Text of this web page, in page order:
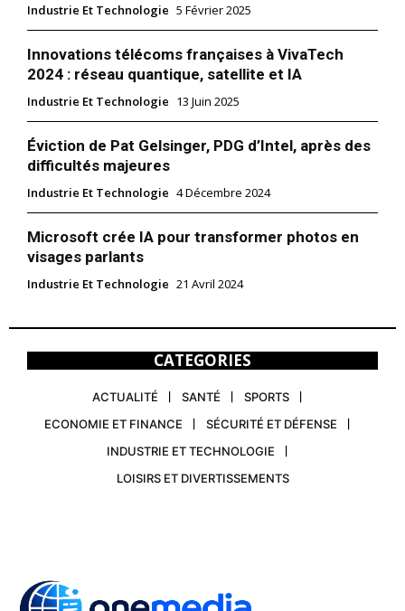
Industrie Et Technologie 5 Février 2025
Innovations télécoms françaises à VivaTech
2024 : réseau quantique, satellite et IA
Industrie Et Technologie 13 Juin 2025
Éviction de Pat Gelsinger, PDG d’Intel, après des
difficultés majeures
Industrie Et Technologie 4 Décembre 2024
Microsoft crée IA pour transformer photos en
visages parlants
Industrie Et Technologie 21 Avril 2024
CATEGORIES
ACTUALITÉ SANTÉ
SPORTS
ECONOMIE ET FINANCE
SÉCURITÉ ET DÉFENSE
INDUSTRIE ET TECHNOLOGIE
LOISIRS ET DIVERTISSEMENTS